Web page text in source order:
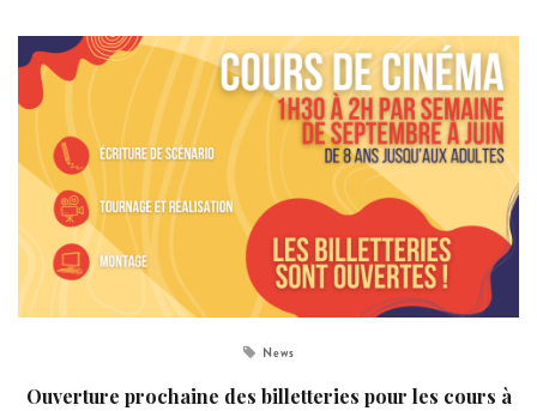
News
Ouverture prochaine des billetteries pour les cours à